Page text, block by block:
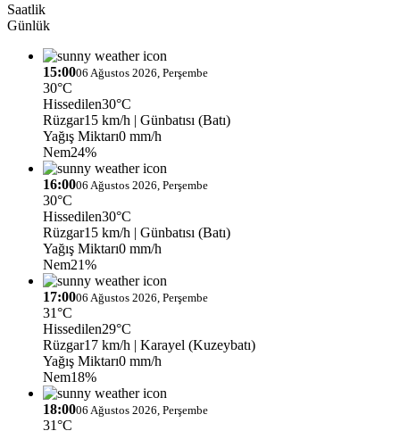
Saatlik
Günlük
15:0006 Ağustos 2026, Perşembe
30°C
Hissedilen30°C
Rüzgar15 km/h | Günbatısı (Batı)
Yağış Miktarı0 mm/h
Nem24%
16:0006 Ağustos 2026, Perşembe
30°C
Hissedilen30°C
Rüzgar15 km/h | Günbatısı (Batı)
Yağış Miktarı0 mm/h
Nem21%
17:0006 Ağustos 2026, Perşembe
31°C
Hissedilen29°C
Rüzgar17 km/h | Karayel (Kuzeybatı)
Yağış Miktarı0 mm/h
Nem18%
18:0006 Ağustos 2026, Perşembe
31°C